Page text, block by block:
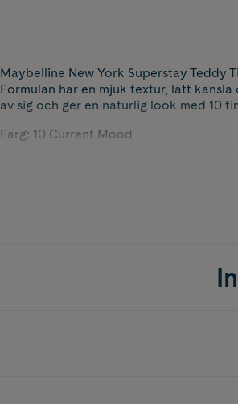
Maybelline New York Superstay Teddy
Formulan har en mjuk textur, lätt
av sig och ger en naturlig look med 10
Färg: 10 Current Mood